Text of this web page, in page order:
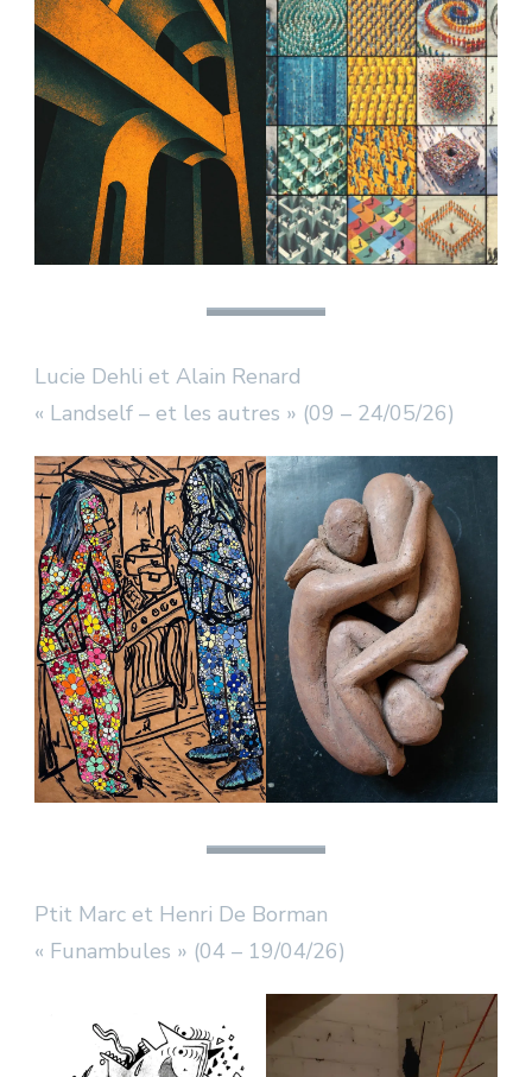
Lucie Dehli et Alain Renard
« Landself – et les autres » (09 – 24/05/26)
Ptit Marc et Henri De Borman
« Funambules » (04 – 19/04/26)